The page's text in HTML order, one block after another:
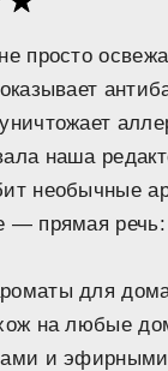
просто
наша
необычные
— прямая речь:
для
на любые
и